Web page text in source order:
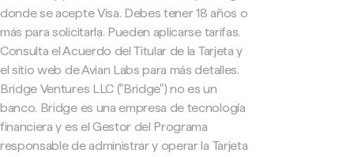
donde se acepte Visa. Debes tener 18 años o
más para solicitarla. Pueden aplicarse tarifas.
Consulta el Acuerdo del Titular de la Tarjeta y
el sitio web de Avian Labs para más detalles.
Bridge Ventures LLC ("Bridge") no es un
banco. Bridge es una empresa de tecnología
financiera y es el Gestor del Programa
responsable de administrar y operar la Tarjeta